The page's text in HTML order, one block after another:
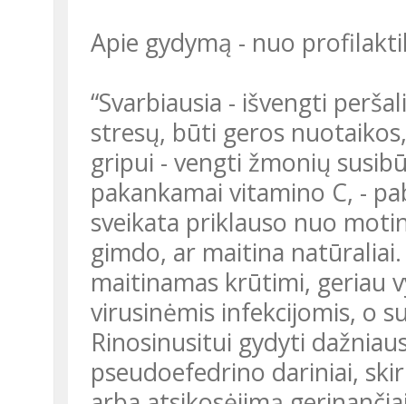
Apie gydymą - nuo
“Svarbiausia - išvengti
stresų, būti geros
gripui - vengti žmonių
pakankamai vitamino C, -
sveikata priklauso nuo
gimdo, ar maitina natūraliai.
maitinamas krūtimi, geriau
virusinėmis infekcijomis, o
Rinosinusitui gydyti
pseudoefedrino dariniai,